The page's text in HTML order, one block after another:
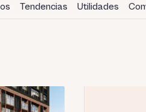
Tendencias Utilidades